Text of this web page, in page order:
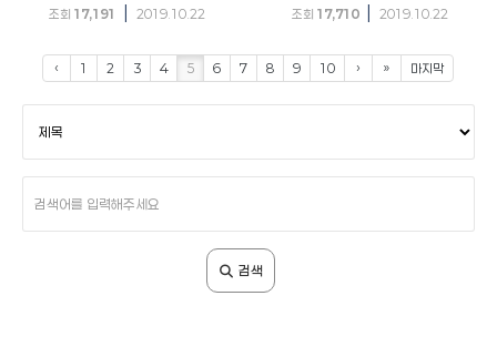
조회 17,191 2019.10.22 조회 17,710 2019.10.22
‹ 1 2 3 4 5 6 7 8 9 10 › » 마지막
조
어
력
검색